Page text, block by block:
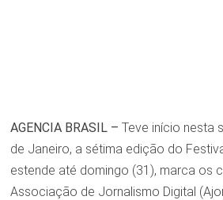
AGENCIA BRASIL – Teve início nesta
de Janeiro, a sétima edição do
estende até domingo (31), marca os
Associação de Jornalismo Digital